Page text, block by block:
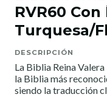
RVR60
Turquesa/
DESCRIPCIÓN
La Biblia Reina
la Biblia más
siendo la traducción